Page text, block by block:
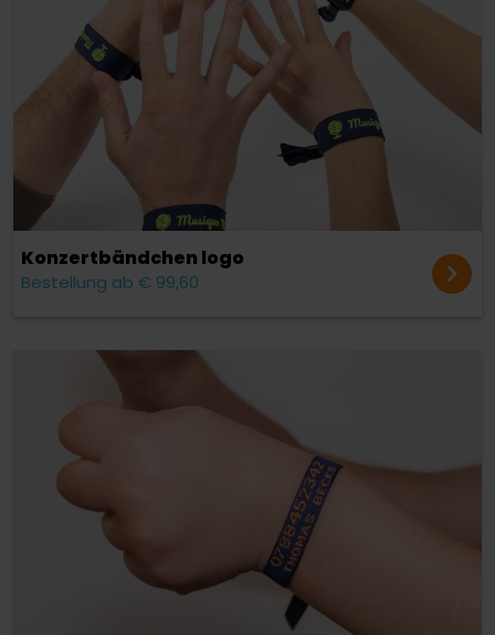
Konzert­bändchen logo
Bestellung ab € 99,60